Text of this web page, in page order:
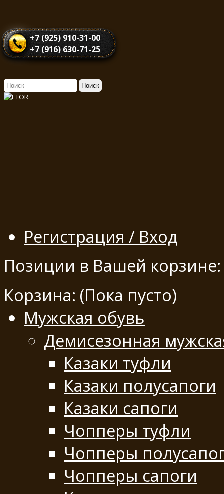
+7 (925) 910-31-00
+7 (916) 630-71-25
Регистрация / Вход
Позиции в Вашей корзине:
Корзина: (Пока пусто)
Мужская обувь
Демисезонная
Казаки туфли
Казаки полусапоги
Казаки сапоги
Чопперы туфли
Чопперы
Чопперы сапоги